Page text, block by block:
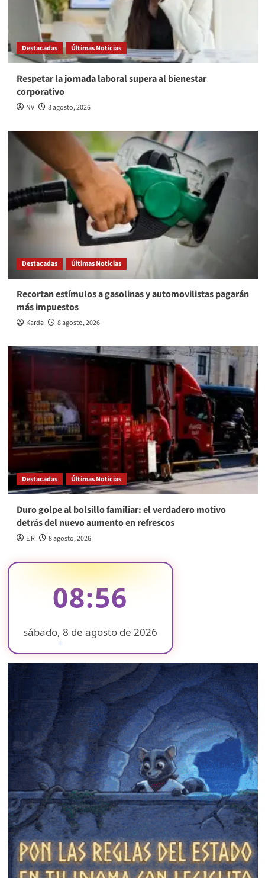
Destacadas Últimas Noticias
Respetar la jornada laboral supera al bienestar
corporativo
NV 8 agosto, 2026
Destacadas Últimas Noticias
Recortan estímulos a gasolinas y automovilistas pagarán
más impuestos
Karde 8 agosto, 2026
Destacadas Últimas Noticias
Duro golpe al bolsillo familiar: el verdadero motivo
detrás del nuevo aumento en refrescos
E R 8 agosto, 2026
08:56
sábado, 8 de agosto de 2026
❄
❄
❄
❄
❄
❄
❄